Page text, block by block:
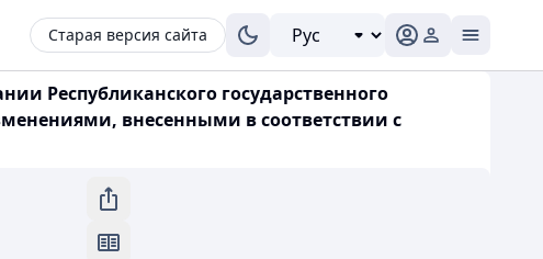
Старая версия сайта
Республиканского государственного
внесенными в соответствии с